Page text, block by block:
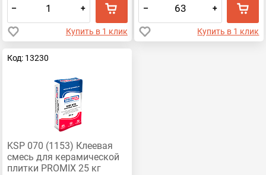
– +
Купить в 1 клик
– +
Купить в 1 клик
Код: 13230
KSP 070 (1153) Клеевая
смесь для керамической
плитки PROMIX 25 кг